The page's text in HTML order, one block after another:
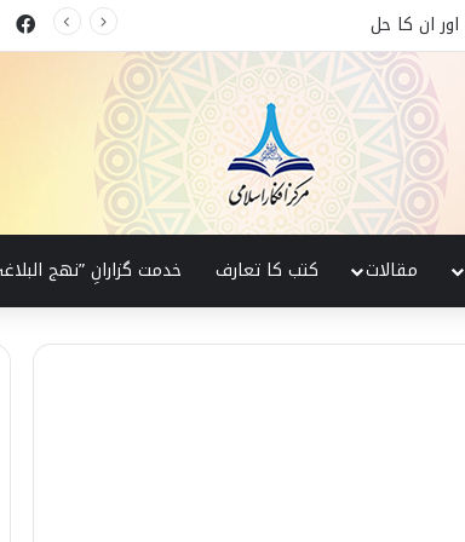
مقالات کتب کا تعارف خدمت گزارانِ ”نھج